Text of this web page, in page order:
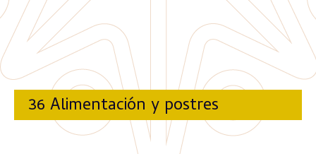
36 Alimentación y postres